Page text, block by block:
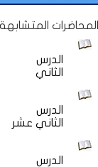
المحاضرات المتشابهة
الدرس
الثاني
الدرس
الثاني عشر
الدرس